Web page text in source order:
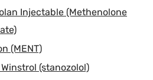
Injectable (Methenolone
(MENT)
(stanozolol)